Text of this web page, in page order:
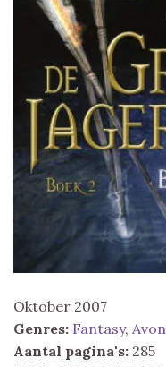
Oktober 2007
Genres: Fantasy,
Aantal pagina's: 285